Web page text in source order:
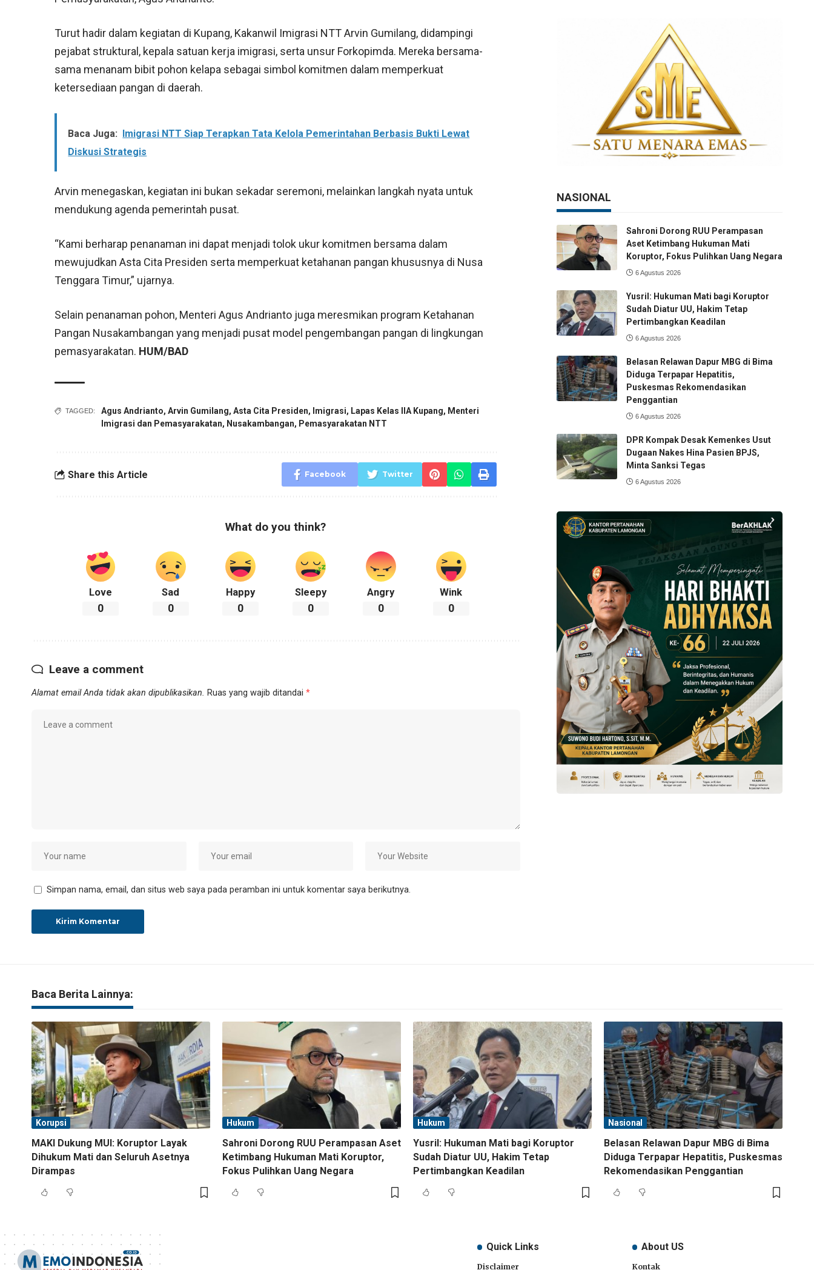
Turut hadir dalam kegiatan di Kupang, Kakanwil Imigrasi NTT Arvin Gumilang, didampingi
pejabat struktural, kepala satuan kerja imigrasi, serta unsur Forkopimda. Mereka bersama-
sama menanam bibit pohon kelapa sebagai simbol komitmen dalam memperkuat
ketersediaan pangan di daerah.
Baca Juga:
Imigrasi NTT Siap Terapkan Tata Kelola Pemerintahan Berbasis Bukti Lewat
Diskusi Strategis
Arvin menegaskan, kegiatan ini bukan sekadar seremoni, melainkan langkah nyata untuk
mendukung agenda pemerintah pusat.
“Kami berharap penanaman ini dapat menjadi tolok ukur komitmen bersama dalam
mewujudkan Asta Cita Presiden serta memperkuat ketahanan pangan khususnya di Nusa
Tenggara Timur,” ujarnya.
Selain penanaman pohon, Menteri Agus Andrianto juga meresmikan program Ketahanan
Pangan Nusakambangan yang menjadi pusat model pengembangan pangan di lingkungan
pemasyarakatan. HUM/BAD
TAGGED: Agus Andrianto,Arvin Gumilang,Asta Cita Presiden, Imigrasi, Lapas Kelas IIA Kupang, Menteri
Imigrasi dan Pemasyarakatan, Nusakambangan, Pemasyarakatan NTT
Share this Article Facebook Twitter
What do you think?
Love
0
Sad
0
Happy
0
Sleepy
0
Angry
0
Wink
0
Leave a comment
Alamat email Anda tidak akan dipublikasikan. Ruas yang wajib ditandai *
Simpan nama, email, dan situs web saya pada peramban ini untuk komentar saya berikutnya.
NASIONAL
Sahroni Dorong RUU Perampasan
Aset Ketimbang Hukuman Mati
Koruptor, Fokus Pulihkan Uang Negara
6 Agustus 2026
Yusril: Hukuman Mati bagi Koruptor
Sudah Diatur UU, Hakim Tetap
Pertimbangkan Keadilan
6 Agustus 2026
Belasan Relawan Dapur MBG di Bima
Diduga Terpapar Hepatitis,
Puskesmas Rekomendasikan
Penggantian
6 Agustus 2026
DPR Kompak Desak Kemenkes Usut
Dugaan Nakes Hina Pasien BPJS,
Minta Sanksi Tegas
6 Agustus 2026
Baca Berita Lainnya:
Korupsi
MAKI Dukung MUI: Koruptor Layak
Dihukum Mati dan Seluruh Asetnya
Dirampas
Hukum
Sahroni Dorong RUU Perampasan Aset
Ketimbang Hukuman Mati Koruptor,
Fokus Pulihkan Uang Negara
Hukum
Yusril: Hukuman Mati bagi Koruptor
Sudah Diatur UU, Hakim Tetap
Pertimbangkan Keadilan
Nasional
Belasan Relawan Dapur MBG di Bima
Diduga Terpapar Hepatitis, Puskesmas
Rekomendasikan Penggantian
Quick Links
Disclaimer
About US
Kontak